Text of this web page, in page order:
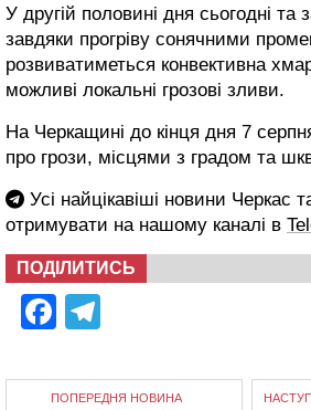
У другій половині дня сьогодні та
завдяки прогріву сонячними
розвиватиметься конвективна
можливі локальні грозові зливи.
На Черкащині до кінця дня 7
про грози, місцями з градом та
Усі найцікавіші новини Черкас
отримувати на нашому каналі в
ПОДІЛИТИСЬ
Facebook
ПОПЕРЕДНЯ НОВИНА